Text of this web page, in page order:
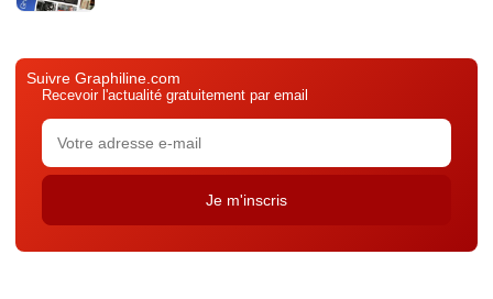
Suivre Graphiline.com
Recevoir l'actualité gratuitement par email